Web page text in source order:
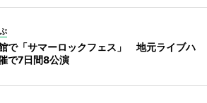
で「サマーロックフェス」 地元ライブハ
で7日間8公演